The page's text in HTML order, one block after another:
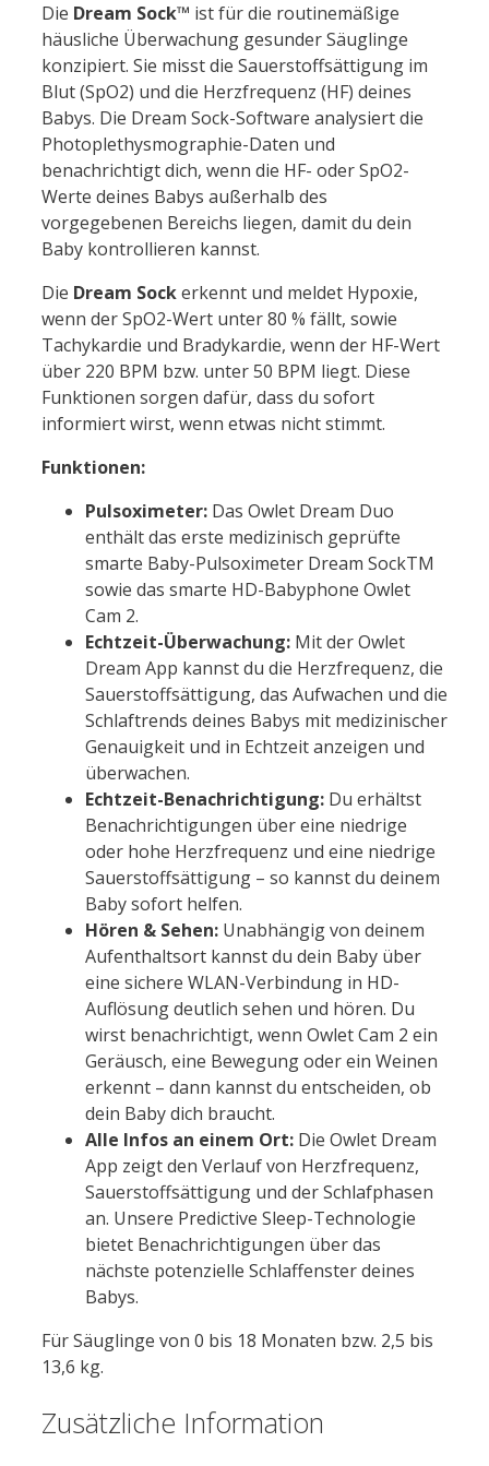
Die Dream Sock™ ist für die routinemäßige
häusliche Überwachung gesunder Säuglinge
konzipiert. Sie misst die Sauerstoffsättigung im
Blut (SpO2) und die Herzfrequenz (HF) deines
Babys. Die Dream Sock-Software analysiert die
Photoplethysmographie-Daten und
benachrichtigt dich, wenn die HF- oder SpO2-
Werte deines Babys außerhalb des
vorgegebenen Bereichs liegen, damit du dein
Baby kontrollieren kannst.
Die Dream Sockerkennt und meldet Hypoxie,
wenn der SpO2-Wert unter 80 % fällt, sowie
Tachykardie und Bradykardie, wenn der HF-Wert
über 220 BPM bzw. unter 50 BPM liegt. Diese
Funktionen sorgen dafür, dass du sofort
informiert wirst, wenn etwas nicht stimmt.
Funktionen:
Pulsoximeter: Das Owlet Dream Duo
enthält das erste medizinisch geprüfte
smarte Baby-Pulsoximeter Dream SockTM
sowie das smarte HD-Babyphone Owlet
Cam 2.
Echtzeit-Überwachung: Mit der Owlet
Dream App kannst du die Herzfrequenz, die
Sauerstoffsättigung, das Aufwachen und die
Schlaftrends deines Babys mit medizinischer
Genauigkeit und in Echtzeit anzeigen und
überwachen.
Echtzeit-Benachrichtigung: Du erhältst
Benachrichtigungen über eine niedrige
oder hohe Herzfrequenz und eine niedrige
Sauerstoffsättigung – so kannst du deinem
Baby sofort helfen.
Hören & Sehen: Unabhängig von deinem
Aufenthaltsort kannst du dein Baby über
eine sichere WLAN-Verbindung in HD-
Auflösung deutlich sehen und hören. Du
wirst benachrichtigt, wenn Owlet Cam 2 ein
Geräusch, eine Bewegung oder ein Weinen
erkennt – dann kannst du entscheiden, ob
dein Baby dich braucht.
Alle Infos an einem Ort: Die Owlet Dream
App zeigt den Verlauf von Herzfrequenz,
Sauerstoffsättigung und der Schlafphasen
an. Unsere Predictive Sleep-Technologie
bietet Benachrichtigungen über das
nächste potenzielle Schlaffenster deines
Babys.
Für Säuglinge von 0 bis 18 Monaten bzw. 2,5 bis
13,6 kg.
Zusätzliche Information